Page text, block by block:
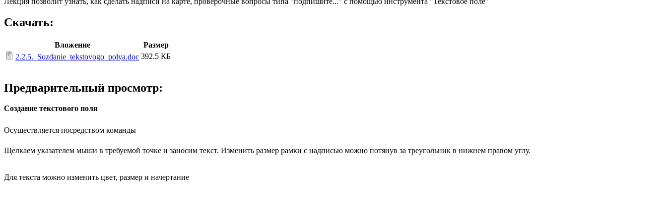
Скачать:
Вложение
Размер
2.2.5._Sozdanie_tekstovogo_polya.doc 392.5 КБ
Предварительный просмотр:
Создание текстового поля
Осуществляется посредством команды
Щелкаем указателем мыши в требуемой точке и заносим текст. Изменить размер рамки с надписью можно потянув за треугольник в нижнем правом углу.
Для текста можно изменить цвет, размер и начертание